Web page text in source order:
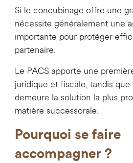
Si le concubinage offre une
nécessite généralement une
importante pour protéger
partenaire.
Le PACS apporte une
juridique et fiscale, tandis que
demeure la solution la plus
matière successorale.
Pourquoi se faire
accompagner ?